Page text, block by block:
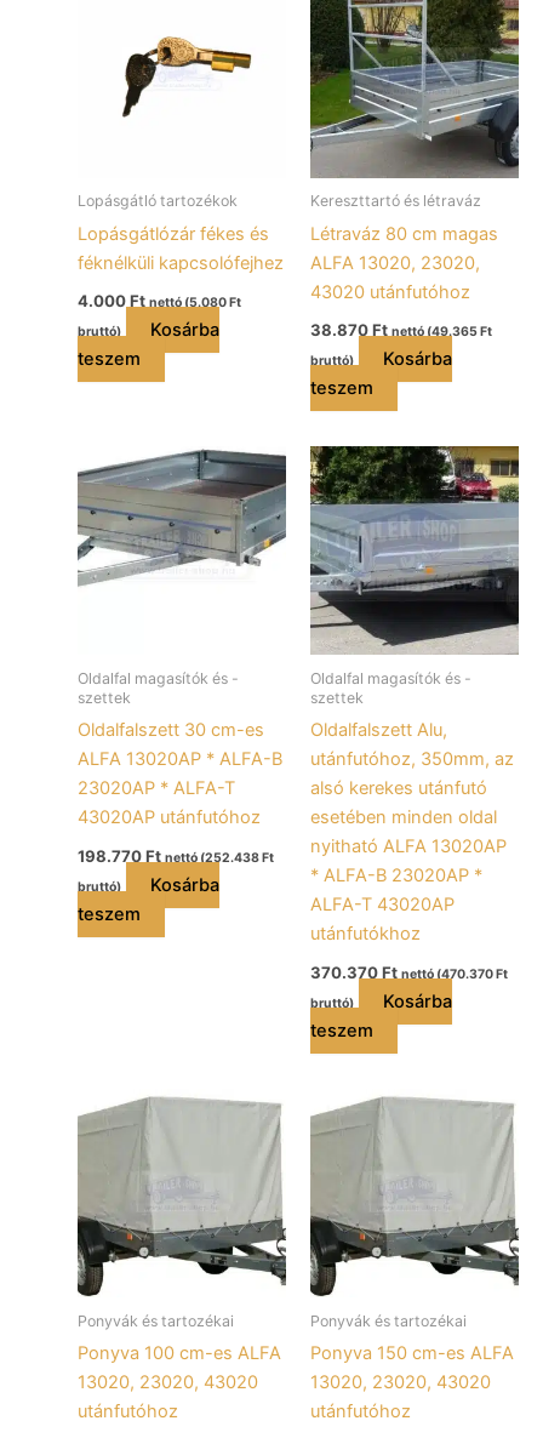
Lopásgátló tartozékok
Lopásgátlózár fékes és
féknélküli kapcsolófejhez
4.000Ft nettó (5.080Ft
bruttó)
Kosárba
teszem
Kereszttartó és létraváz
Létraváz 80 cm magas
ALFA 13020, 23020,
43020 utánfutóhoz
38.870Ft nettó (49.365Ft
bruttó)
Kosárba
teszem
Oldalfal magasítók és -
szettek
Oldalfalszett 30 cm-es
ALFA 13020AP * ALFA-B
23020AP * ALFA-T
43020AP utánfutóhoz
198.770Ft nettó (252.438Ft
bruttó)
Kosárba
teszem
Oldalfal magasítók és -
szettek
Oldalfalszett Alu,
utánfutóhoz, 350mm, az
alsó kerekes utánfutó
esetében minden oldal
nyitható ALFA 13020AP
* ALFA-B 23020AP *
ALFA-T 43020AP
utánfutókhoz
370.370Ft nettó (470.370Ft
bruttó)
Kosárba
teszem
Ponyvák és tartozékai
Ponyva 100 cm-es ALFA
13020, 23020, 43020
utánfutóhoz
Ponyvák és tartozékai
Ponyva 150 cm-es ALFA
13020, 23020, 43020
utánfutóhoz